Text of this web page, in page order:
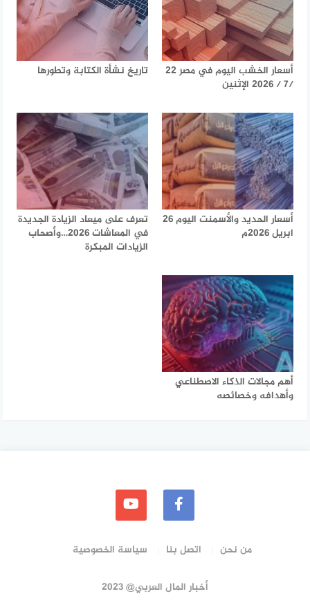
أسعار الخشب اليوم في مصر 22
/7 / 2026 الإثنين
تاريخ نشأة الكتابة وتطورها
أسعار الحديد والأسمنت اليوم 26
ابريل 2026م
تعرف على ميعاد الزيادة الجديدة
في المعاشات 2026…وأصحاب
الزيادات المبكرة
أهم مجالات الذكاء الاصطناعي
وأهدافه وخصائصه
من نحن اتصل بنا سياسة الخصوصية
أخبار المال العربي@ 2023